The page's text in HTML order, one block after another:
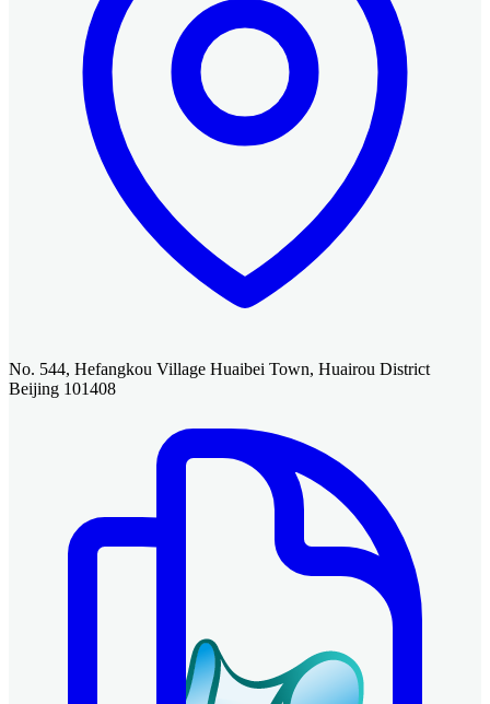
No. 544, Hefangkou Village Huaibei Town, Huairou District
Beijing 101408